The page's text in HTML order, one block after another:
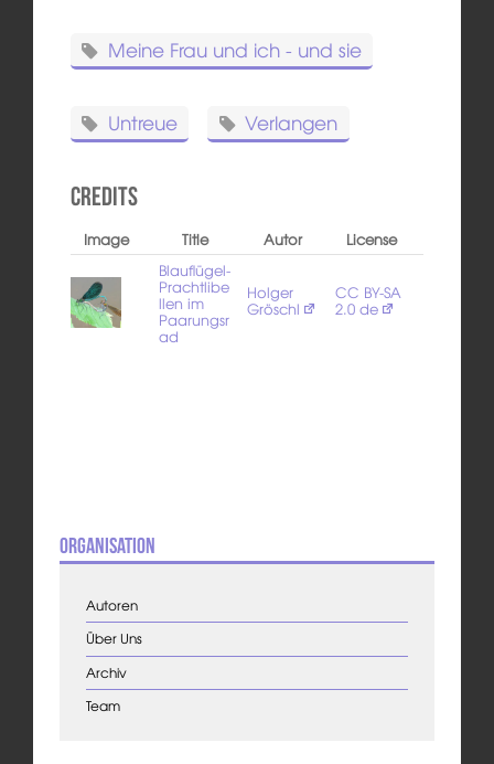
Meine Frau und ich - und sie
Untreue Verlangen
Credits
Image Title Autor
License
Blauflügel-
Prachtlibe
llen im
Paarungsr
ad
Holger
Gröschl
CC BY-SA
2.0 de
Organisation
Autoren
Über Uns
Archiv
Team